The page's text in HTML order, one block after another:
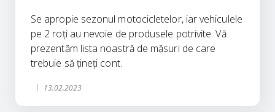
Se apropie sezonul motocicletelor, iar vehiculele
pe 2 roți au nevoie de produsele potrivite. Vă
prezentăm lista noastră de măsuri de care
trebuie să țineți cont.
13.02.2023